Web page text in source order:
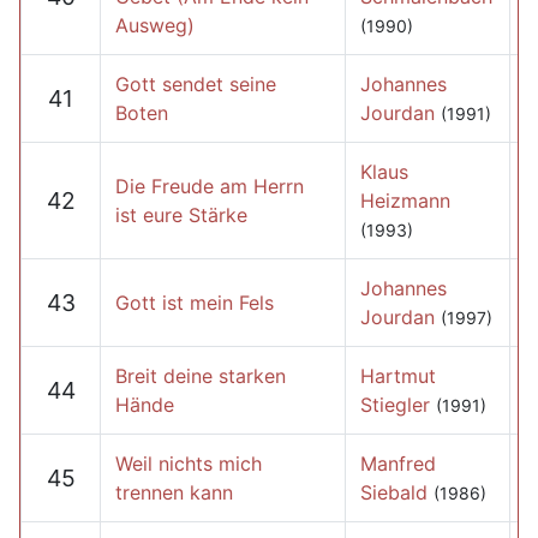
Ausweg)
(1990)
41
Gott sendet seine
Boten
Johannes
Jourdan (1991)
42
Die Freude am Herrn
ist eure Stärke
Klaus
Heizmann
(1993)
43 Gott ist mein Fels
Johannes
Jourdan (1997)
44
Breit deine starken
Hände
Hartmut
Stiegler (1991)
45
Weil nichts mich
trennen kann
Manfred
Siebald (1986)